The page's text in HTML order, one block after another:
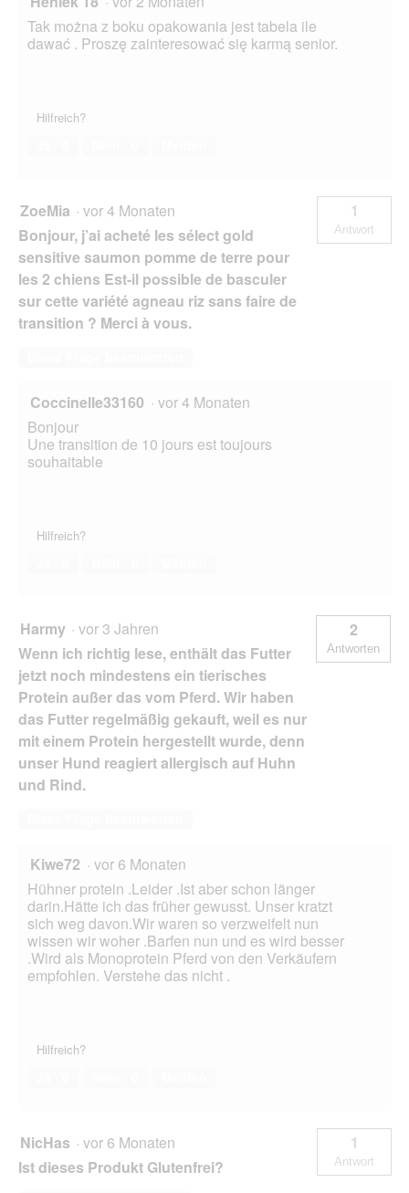
n
e
Tak można z boku opakowania jest tabela ile
dawać . Proszę zainteresować się karmą senior.
Hilfreich?
ZoeMia · vor 4 Monaten
Bonjour, j’ai acheté les sélect gold
sensitive saumon pomme de terre pour
les 2 chiens Est-il possible de basculer
sur cette variété agneau riz sans faire de
transition ? Merci à vous.
1
Antwort
Coccinelle33160 · vor 4 Monaten
Bonjour
Une transition de 10 jours est toujours
souhaitable
Hilfreich?
Harmy · vor 3 Jahren
Wenn ich richtig lese, enthält das Futter
jetzt noch mindestens ein tierisches
Protein außer das vom Pferd. Wir haben
das Futter regelmäßig gekauft, weil es nur
mit einem Protein hergestellt wurde, denn
unser Hund reagiert allergisch auf Huhn
und Rind.
2
Antworten
Kiwe72 · vor 6 Monaten
Hühner protein .Leider .Ist aber schon länger
darin.Hätte ich das früher gewusst. Unser kratzt
sich weg davon.Wir waren so verzweifelt nun
wissen wir woher .Barfen nun und es wird besser
.Wird als Monoprotein Pferd von den Verkäufern
empfohlen. Verstehe das nicht .
Hilfreich?
NicHas · vor 6 Monaten
Ist dieses Produkt Glutenfrei?
1
Antwort